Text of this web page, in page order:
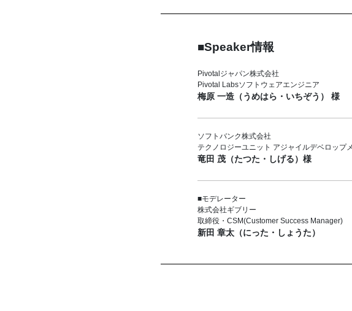
■Speaker情報
Pivotalジャパン株式会社
Pivotal Labsソフトウェアエンジニア
梅原 一造（うめはら・いちぞう） 様
ソフトバンク株式会社
テクノロジーユニット アジャイルデベロップ
竜田 茂（たつた・しげる）様
■モデレーター
株式会社ギブリー
取締役・CSM(Customer Success Manager)
新田 章太（にった・しょうた）